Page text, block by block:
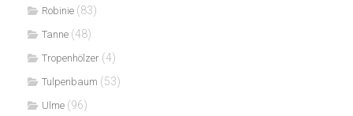
Robinie (83)
Tanne (48)
Tropenhölzer (4)
Tulpenbaum (53)
Ulme (96)